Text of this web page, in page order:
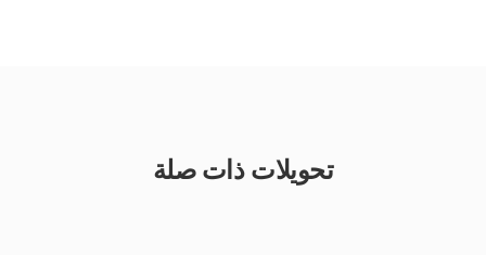
تحويلات ذات صلة